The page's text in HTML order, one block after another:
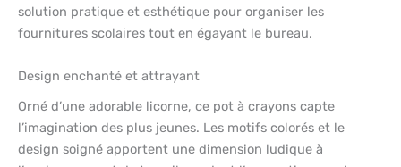
solution pratique et esthétique pour organiser les
fournitures scolaires tout en égayant le bureau.
Design enchanté et attrayant
Orné d’une adorable licorne, ce pot à crayons capte
l’imagination des plus jeunes. Les motifs colorés et le
design soigné apportent une dimension ludique à